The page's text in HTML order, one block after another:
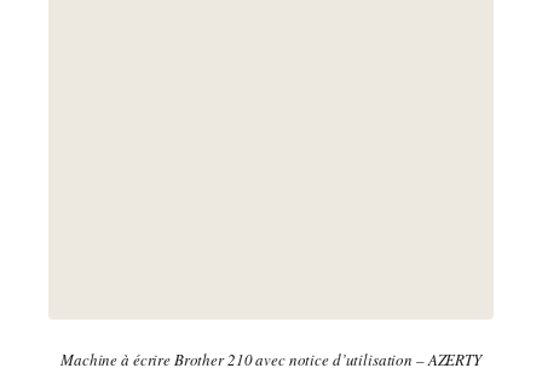
Machine à écrire Brother 210 avec notice d’utilisation – AZERTY